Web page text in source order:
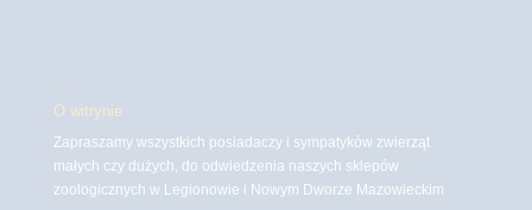
O witrynie
Zapraszamy wszystkich posiadaczy i sympatyków zwierząt
małych czy dużych, do odwiedzenia naszych sklepów
zoologicznych w Legionowie i Nowym Dworze Mazowieckim